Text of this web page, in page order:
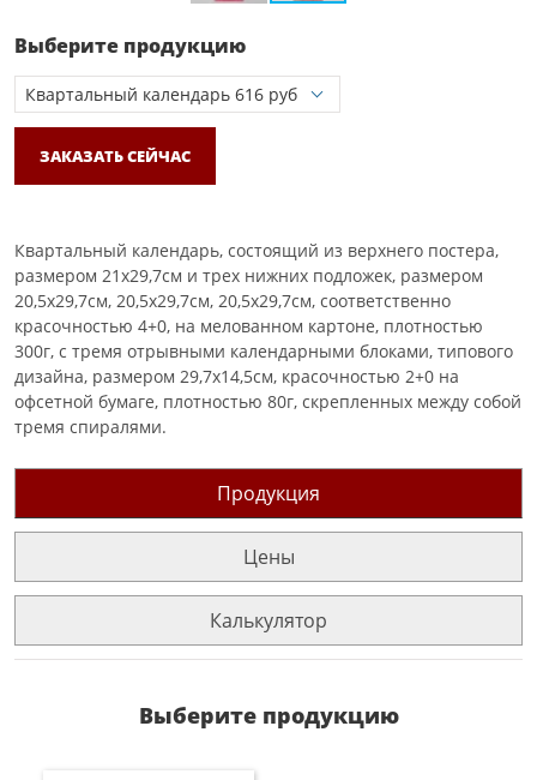
Выберите продукцию
ЗАКАЗАТЬ СЕЙЧАС
Квартальный календарь, состоящий из верхнего постера,
размером 21х29,7см и трех нижних подложек, размером
20,5х29,7см, 20,5х29,7см, 20,5х29,7см, соответственно
красочностью 4+0, на мелованном картоне, плотностью
300г, с тремя отрывными календарными блоками, типового
дизайна, размером 29,7х14,5см, красочностью 2+0 на
офсетной бумаге, плотностью 80г, скрепленных между собой
тремя спиралями.
Продукция
Цены
Калькулятор
Выберите продукцию